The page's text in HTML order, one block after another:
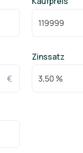
bugün bize
project that offers
you with a
to key amenities
€
Zinssatz